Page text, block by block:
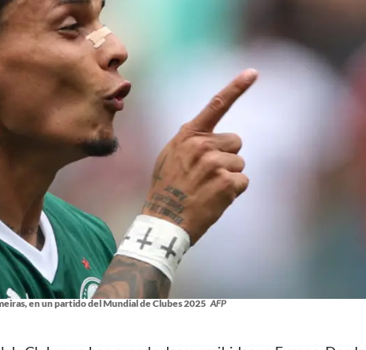
en un partido del Mundial de Clubes 2025 AFP